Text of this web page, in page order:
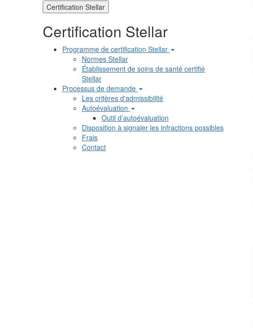
Certification Stellar
Certification Stellar
Programme de certification Stellar
Normes Stellar
Établissement de soins de santé certifié
Stellar
Processus de demande
Les critères d'admissibilité
Autoévaluation
Outil d’autoévaluation
Disposition à signaler les infractions possibles
Frais
Contact